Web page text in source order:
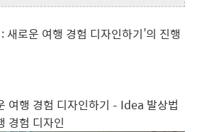
로운 여행 경험 디자인하기’의 진행
행 경험 디자인하기 – Idea 발상법
경험 디자인